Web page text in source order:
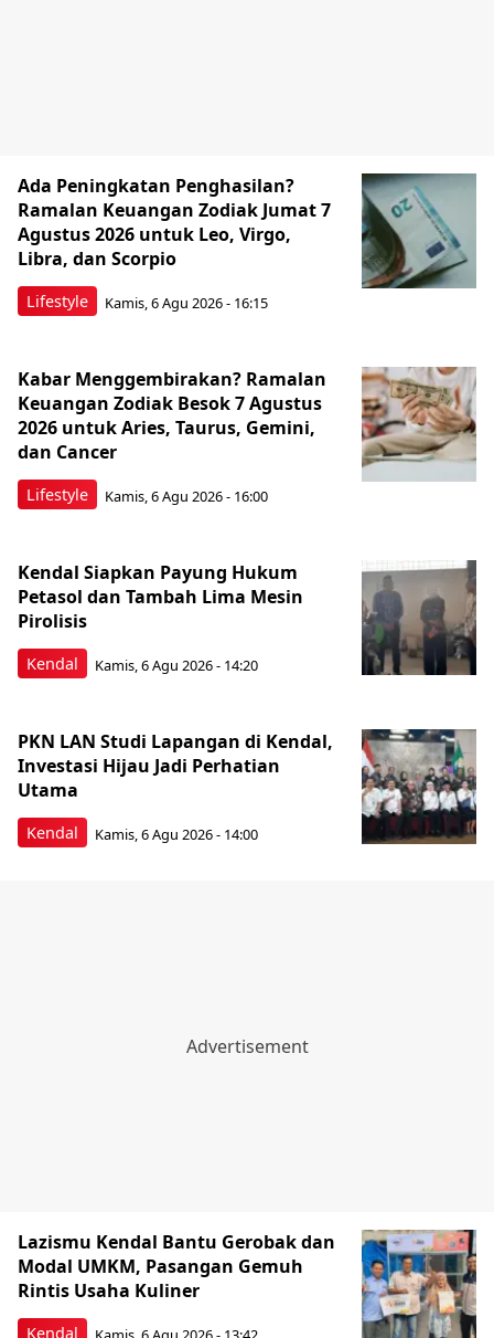
Lifestyle
Ada Peningkatan Penghasilan?
Ramalan Keuangan Zodiak Jumat 7
Agustus 2026 untuk Leo, Virgo,
Libra, dan Scorpio
Kamis, 6 Agu 2026 - 16:15
Lifestyle
Kabar Menggembirakan? Ramalan
Keuangan Zodiak Besok 7 Agustus
2026 untuk Aries, Taurus, Gemini,
dan Cancer
Kamis, 6 Agu 2026 - 16:00
Kendal
Kendal Siapkan Payung Hukum
Petasol dan Tambah Lima Mesin
Pirolisis
Kamis, 6 Agu 2026 - 14:20
Kendal
PKN LAN Studi Lapangan di Kendal,
Investasi Hijau Jadi Perhatian
Utama
Kamis, 6 Agu 2026 - 14:00
Kendal
Lazismu Kendal Bantu Gerobak dan
Modal UMKM, Pasangan Gemuh
Rintis Usaha Kuliner